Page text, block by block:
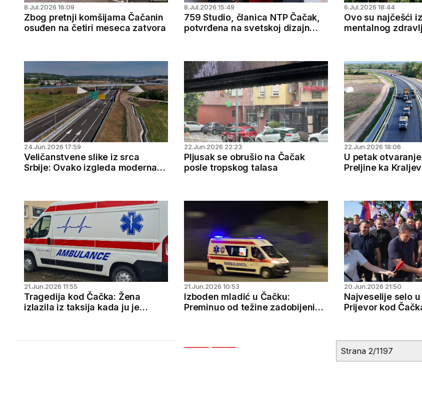
8.Jul.2026 16:09
Zbog pretnji komšijama Čačanin
osuđen na četiri meseca zatvora
8.Jul.2026 15:49
759 Studio, članica NTP Čačak,
potvrđena na svetskoj dizajn
6.Jul.2026 18:44
Ovo su najčešći
mentalnog
24.Jun.2026 17:59
Veličanstvene slike iz srca
Srbije: Ovako izgleda moderna
saobraćaj - put koji će spojiti
preko pola miliona ljudi
22.Jun.2026 22:23
Pljusak se obrušio na Čačak
posle tropskog talasa
22.Jun.2026 18:06
U petak
Preljine ka
21.Jun.2026 11:55
Tragedija kod Čačka: Žena
izlazila iz taksija kada ju je
21.Jun.2026 10:53
Izboden mladić u Čačku:
Preminuo od težine zadobijenih
20.Jun.2026 21:50
Najveselije selo
Prijevor kod
građani biraju
Strana 2/1197